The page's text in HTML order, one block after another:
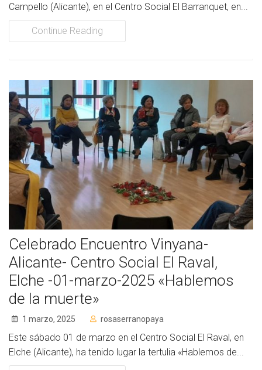
Campello (Alicante), en el Centro Social El Barranquet, en...
Continue Reading
Celebrado Encuentro Vinyana-
Alicante- Centro Social El Raval,
Elche -01-marzo-2025 «Hablemos
de la muerte»
1 marzo, 2025 rosaserranopaya
Este sábado 01 de marzo en el Centro Social El Raval, en
Elche (Alicante), ha tenido lugar la tertulia «Hablemos de...